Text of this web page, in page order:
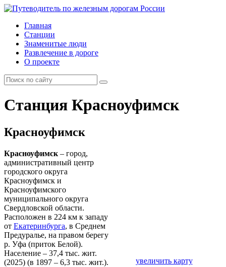
Главная
Станции
Знаменитые люди
Развлечение в дороге
О проекте
Станция Красноуфимск
увеличить карту
Красноуфимск
Красноуфимск – город,
административный центр
городского округа
Красноуфимск и
Красноуфимского
муниципального округа
Свердловской области.
Расположен в 224 км к западу
от Екатеринбурга, в Среднем
Предуралье, на правом берегу
р. Уфа (приток Белой).
Население – 37,4 тыс. жит.
(2025) (в 1897 – 6,3 тыс. жит.).